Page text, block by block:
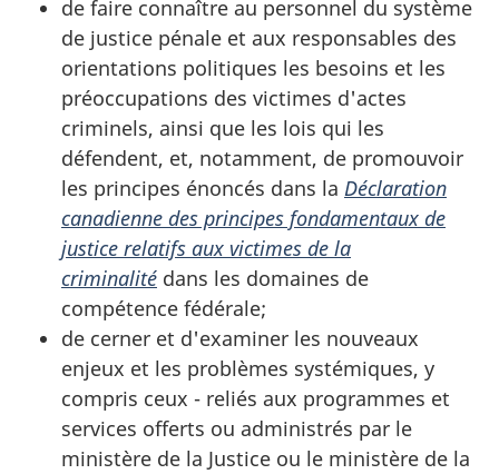
de faire connaître au personnel du système
de justice pénale et aux responsables des
orientations politiques les besoins et les
préoccupations des victimes d'actes
criminels, ainsi que les lois qui les
défendent, et, notamment, de promouvoir
les principes énoncés dans la Déclaration
canadienne des principes fondamentaux de
justice relatifs aux victimes de la
criminalité dans les domaines de
compétence fédérale;
de cerner et d'examiner les nouveaux
enjeux et les problèmes systémiques, y
compris ceux - reliés aux programmes et
services offerts ou administrés par le
ministère de la Justice ou le ministère de la